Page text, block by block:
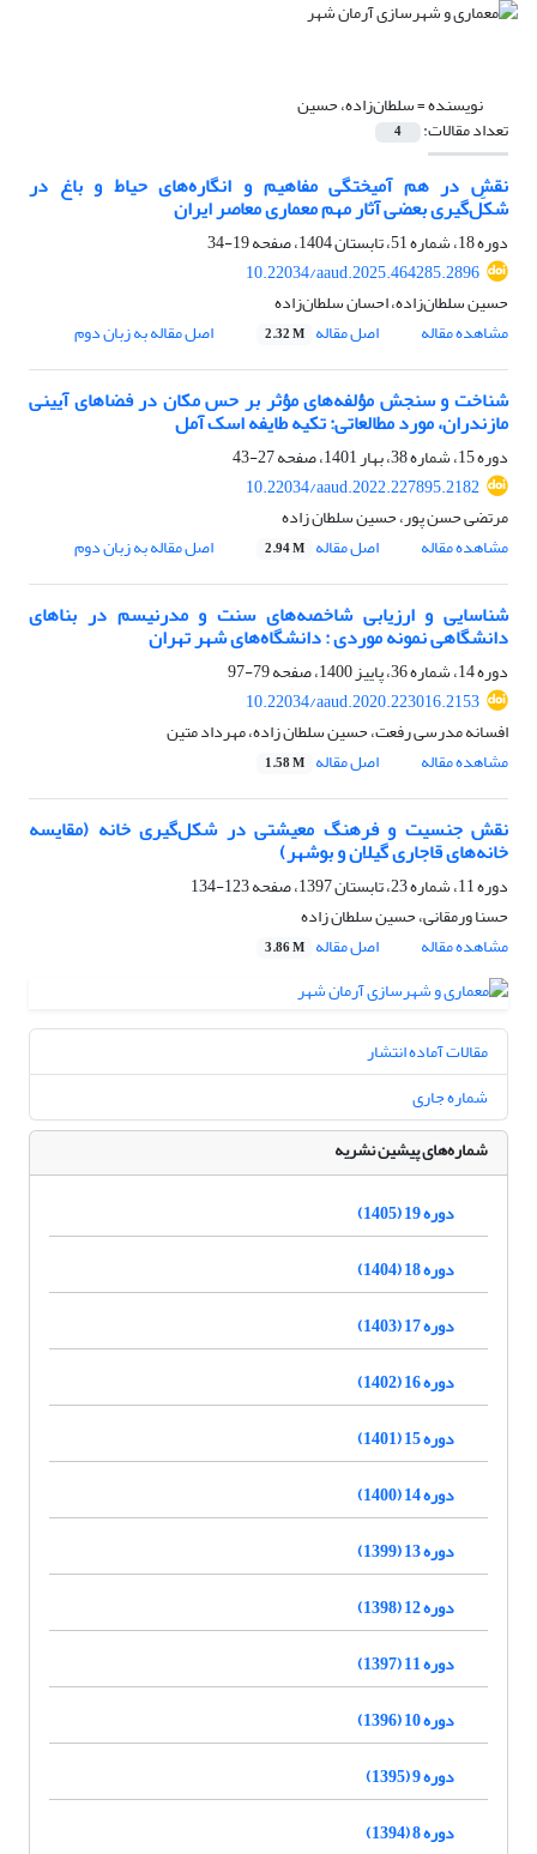
نویسنده =سلطان‌زاده، حسین
تعداد مقالات: 4
نقشِ در هم‌ آمیختگی مفاهیم و انگاره‌های حیاط و باغ در
شکل‌گیری بعضی آثار مهم معماری معاصر ایران
دوره 18، شماره 51، تابستان 1404، صفحه
19-34
10.22034/aaud.2025.464285.2896
حسین سلطان‌زاده، احسان سلطان‌زاده
مشاهده مقاله
اصل مقاله 2.32 M اصل مقاله به زبان دوم
شناخت و سنجش مؤلفه‌های مؤثر بر حس مکان در فضاهای آیینی
مازندران، مورد مطالعاتی: تکیه طایفه اسک آمل
دوره 15، شماره 38، بهار 1401، صفحه
27-43
10.22034/aaud.2022.227895.2182
مرتضی حسن پور، حسین سلطان زاده
مشاهده مقاله
اصل مقاله 2.94 M اصل مقاله به زبان دوم
شناسایی و ارزیابی شاخصه‌های سنت و مدرنیسم در بناهای
دانشگاهی نمونه موردی : دانشگاه‌های شهر تهران
دوره 14، شماره 36، پاییز 1400، صفحه
79-97
10.22034/aaud.2020.223016.2153
افسانه مدرسی رفعت، حسین سلطان زاده، مهرداد متین
مشاهده مقاله
اصل مقاله 1.58 M
نقش جنسیت و فرهنگ معیشتی در شکل‌گیری خانه (مقایسه
خانه‌های قاجاری گیلان و بوشهر)
دوره 11، شماره 23، تابستان 1397، صفحه
123-134
حسنا ورمقانی، حسین سلطان زاده
مشاهده مقاله
اصل مقاله 3.86 M
مقالات آماده انتشار
شماره جاری
شماره‌های پیشین نشریه
دوره 19 (1405)
دوره 18 (1404)
دوره 17 (1403)
دوره 16 (1402)
دوره 15 (1401)
دوره 14 (1400)
دوره 13 (1399)
دوره 12 (1398)
دوره 11 (1397)
دوره 10 (1396)
دوره 9 (1395)
دوره 8 (1394)